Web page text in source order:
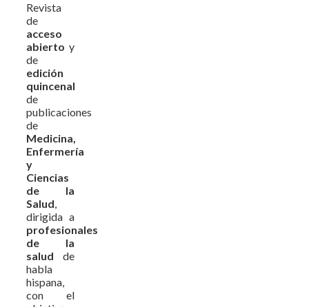
Revista
de
acceso
abierto y
de
edición
quincenal
de
publicaciones
de
Medicina,
Enfermería
y
Ciencias
de la
Salud,
dirigida a
profesionales
de la
salud de
habla
hispana,
con el